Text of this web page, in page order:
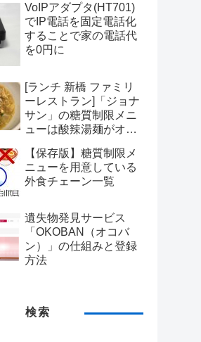
VoIPアダプタ(HT701)
でIP電話を固定電話化
することで家の電話代
を0円に
[ランチ 新橋 ファミリ
ーレストラン]「ジョナ
サン」の糖質制限メニ
ューは酸辣湯麺がオス
【保存版】糖質制限メ
ニューを用意している
外食チェーン一覧
遺失物発見サービス
「OKOBAN（オコバ
ン）」の仕組みと登録
方法
検索